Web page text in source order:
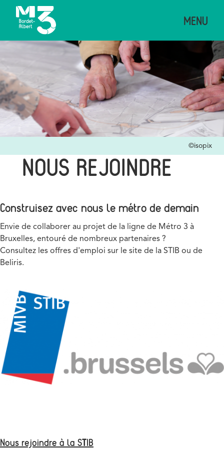
Aller
contenu
principal
MENU
©isopix
NOUS REJOINDRE
Construisez avec nous le métro de demain
Envie de collaborer au projet de la ligne de Métro 3 à
Bruxelles, entouré de nombreux partenaires ?
Consultez les offres d'emploi sur le site de la STIB ou de
Beliris.
Media
Image
Nous rejoindre à la STIB